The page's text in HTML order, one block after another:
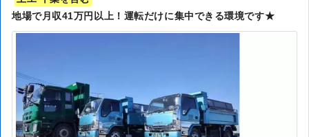
地場で月収41万円以上！運転だけに集中できる環境です★